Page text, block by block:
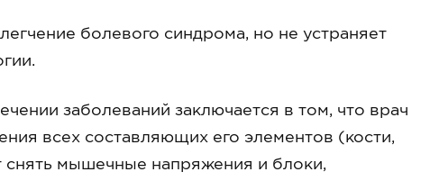
болевого синдрома, но не устраняет
заболеваний заключается в том, что врач
всех составляющих его элементов (кости,
мышечные напряжения и блоки,